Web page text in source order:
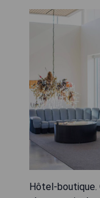
Hôtel-boutique.